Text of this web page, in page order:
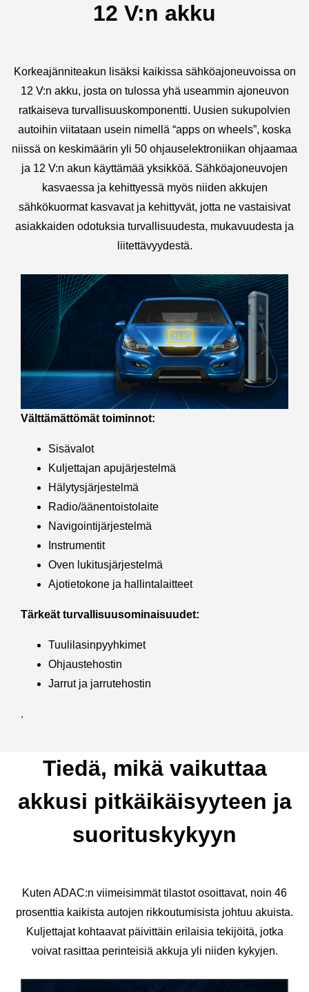
12 V:n akku
Korkeajänniteakun lisäksi kaikissa sähköajoneuvoissa on
12 V:n akku, josta on tulossa yhä useammin ajoneuvon
ratkaiseva turvallisuuskomponentti. Uusien sukupolvien
autoihin viitataan usein nimellä “apps on wheels”, koska
niissä on keskimäärin yli 50 ohjauselektroniikan ohjaamaa
ja 12 V:n akun käyttämää yksikköä. Sähköajoneuvojen
kasvaessa ja kehittyessä myös niiden akkujen
sähkökuormat kasvavat ja kehittyvät, jotta ne vastaisivat
asiakkaiden odotuksia turvallisuudesta, mukavuudesta ja
liitettävyydestä.
Välttämättömät toiminnot:
Sisävalot
Kuljettajan apujärjestelmä
Hälytysjärjestelmä
Radio/äänentoistolaite
Navigointijärjestelmä
Instrumentit
Oven lukitusjärjestelmä
Ajotietokone ja hallintalaitteet
Tärkeät turvallisuusominaisuudet:
Tuulilasinpyyhkimet
Ohjaustehostin
Jarrut ja jarrutehostin
.
Tiedä, mikä vaikuttaa
akkusi pitkäikäisyyteen ja
suorituskykyyn
Kuten ADAC:n viimeisimmät tilastot osoittavat, noin 46
prosenttia kaikista autojen rikkoutumisista johtuu akuista.
Kuljettajat kohtaavat päivittäin erilaisia tekijöitä, jotka
voivat rasittaa perinteisiä akkuja yli niiden kykyjen.